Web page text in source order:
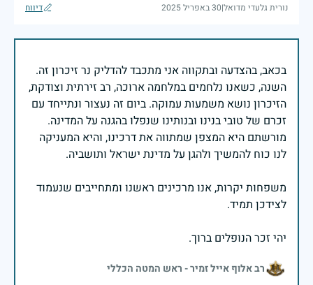
נורית גלעדי מדואל|30 באפריל 2025 דיווח
בכאב, בהצדעה ובתקווה אני מתכבד להדליק נר זיכרון זה.
השנה, כשאנו נלחמים במלחמה ארוכה, רב זירתית וצודקת,
הזיכרון נושא משמעות עמוקה. ביום זה נעצור ונתייחד עם
זכרם של טובי בנינו ובנותינו שנפלו בהגנה על המדינה.
מורשתם היא המצפן שמתווה את דרכינו, והיא המעניקה
משפחות יקרות, אנו מרכינים ראשנו ומתחייבים שנעמוד
יהי זכר הנופלים ברוך.
רב אלוף אייל זמיר - ראש המטה הכללי